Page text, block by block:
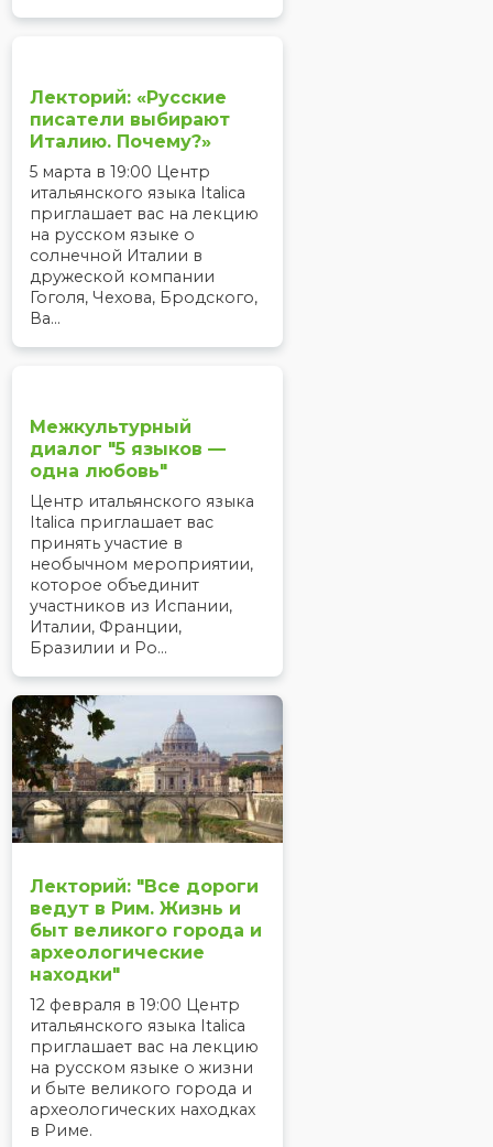
Лекторий: «Русские
писатели выбирают
Италию. Почему?»
5 марта в 19:00 Центр
итальянского языка Italica
приглашает вас на лекцию
на русском языке о
солнечной Италии в
дружеской компании
Гоголя, Чехова, Бродского,
Ва...
Межкультурный
диалог "5 языков —
одна любовь"
Центр итальянского языка
Italica приглашает вас
принять участие в
необычном мероприятии,
которое объединит
участников из Испании,
Италии, Франции,
Бразилии и Ро...
Лекторий: "Все дороги
ведут в Рим. Жизнь и
быт великого города и
археологические
находки"
12 февраля в 19:00 Центр
итальянского языка Italica
приглашает вас на лекцию
на русском языке о жизни
и быте великого города и
археологических находках
в Риме.